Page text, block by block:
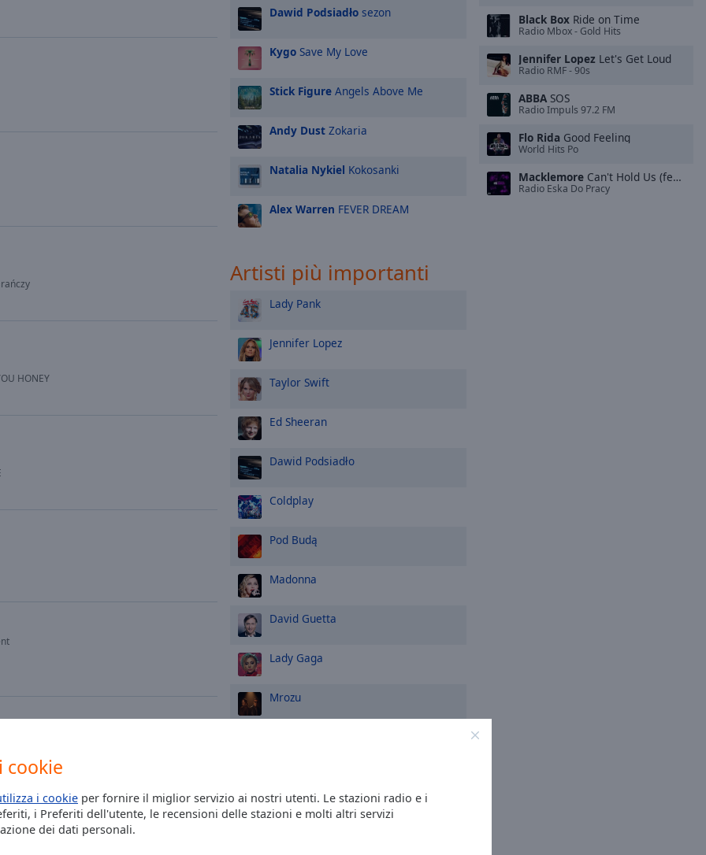
cookie
i cookie per fornire il miglior servizio ai nostri utenti. Le stazioni radio e i
i Preferiti dell'utente, le recensioni delle stazioni e molti altri servizi
dei dati personali.
HONEY
Dawid Podsiadło sezon
Kygo Save My Love
Stick Figure Angels Above Me
Andy Dust Zokaria
Natalia Nykiel Kokosanki
Alex Warren FEVER DREAM
Artisti più importanti
Lady Pank
Jennifer Lopez
Taylor Swift
Ed Sheeran
Dawid Podsiadło
Coldplay
Pod Budą
Madonna
David Guetta
Lady Gaga
Mrozu
Michael Jackson
Black Box Ride on Time
Radio Mbox - Gold Hits
Jennifer Lopez Let's Get Loud
Radio RMF - 90s
ABBA SOS
Radio Impuls 97.2 FM
Flo Rida Good Feeling
World Hits Po
Macklemore Can't Hold Us (feat. Ray Dalton)
Radio Eska Do Pracy